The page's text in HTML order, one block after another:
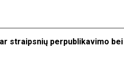
straipsnių perpublikavimo